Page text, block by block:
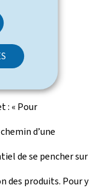
des
: « Pour
d’une
de se pencher sur
des produits. Pour y